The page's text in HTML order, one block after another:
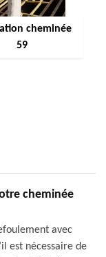
cheminée
59
cheminée
avec
est nécessaire de